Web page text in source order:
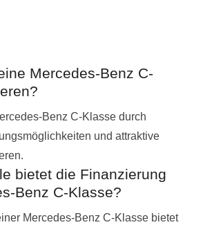
Mercedes-Benz C-
Benz C-Klasse durch
und attraktive
bietet die Finanzierung
Benz C-Klasse?
Mercedes-Benz C-Klasse bietet